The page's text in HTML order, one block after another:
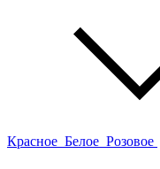
Красное Белое Розовое